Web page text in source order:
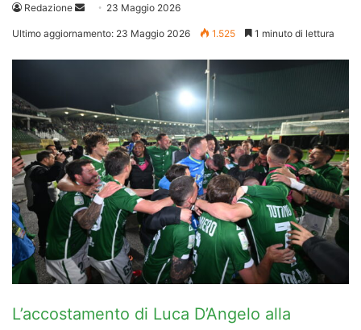
Redazione
Invia 23 Maggio 2026
Ultimo aggiornamento: 23 Maggio 2026 1.525 1 minuto di lettura
L’accostamento di Luca D’Angelo alla